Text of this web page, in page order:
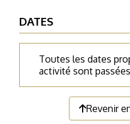
DATES
Toutes les dates
activité sont
Revenir